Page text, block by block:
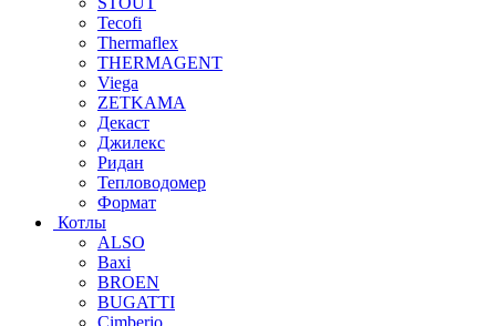
Tecofi
Thermaflex
THERMAGENT
Viega
ZETKAMA
Декаст
Джилекс
Ридан
Тепловодомер
Формат
Котлы
ALSO
Baxi
BROEN
BUGATTI
Cimberio